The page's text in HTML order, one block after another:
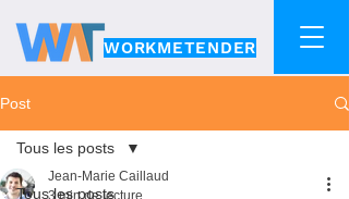
WORKMETENDER
Post
Tous les posts
Tous les posts
Jean-Marie Caillaud
3 min de lecture